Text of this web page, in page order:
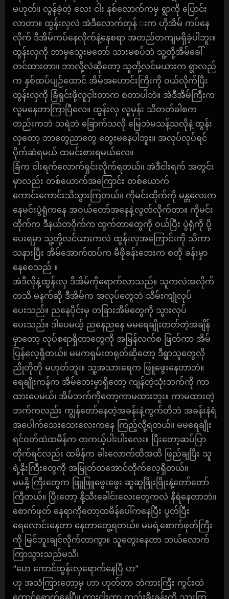
မဟုတ်။ လွန်ခဲ့တဲ့ လေး ငါး နစ်လောက်ကမှ ရွာကို ပြောင်း
လာတာ။ ထွန်းလှလဲ အဲဒီလောက်တုန် းက ဟိုအိမ် ကပ်နေ
လိုက် ဒီအိမ်ကပ်နေလိုက်နဲ့နေစရာ အတည်တကျမရှိခဲ့ပါဘူး။
ထွန်းလှကို ဘာမှသွေးမတော် သားမစပ်ဘဲ သူ့တို့အိမ်ခေါ်
တင်ထားတာ။ ဘာလို့လဲဆိုတော့ သူတို့လင်မယားက ရွာလည်
က နှစ်ထပ်ပျဉ်ထောင် အိမ်အဟောင်းကြီးကို ဝယ်လိုက်ပြီး
ထွန်းလှကို ခြံရှင်းဖို့လူငှါးတာက စတာပါဘဲ။ အဲဒီအိမ်ကြီးက
လူမနေတာကြာပြီလေ။ ထွန်းလှ လူမှန်း သိတတ်ခါစက
တည်းကဘဲ သရဲဘဲ ခြောက်သလို မြေဘဲမသန့်သလိုနဲ့ ထွန်း
လှတော့ ဘာတွေညာတွေ တွေးမနေပါဘူး။ အလုပ်လုပ်ရင်
ပိုက်ဆံရမယ် ထမင်းစားရမယ်လေ။
ခြံက ငါးရက်လောက်ရှင်းလိုက်ရတယ်။ အဲဒီငါးရက် အတွင်း
မှာလည်း တစ်ယောက်အကြောင်း တစ်ယောက်
ကောင်းကောင်းသိသွားကြတယ်။ ကိုမင်းထိုက်ကို မန္တလေးက
နေမင်းပွဲရုံကနေ အဝယ်တော်အနေနဲ့လွတ်လိုက်တာ။ ကိုမင်း
ထိုက်က ဒီနယ်တဝိုက်က ထွက်တာတွေကို ဝယ်ပြီး ပွဲရုံကို ပို့
ပေးရမှာ သူ့တို့လင်ယားကလဲ ထွန်းလှအကြောင်းကို သိကာ
သနားပြီး အိမ်အောက်ထပ်က မီဖိုခန်းဘေးက စတို ခန်းမှာ
နေစေသည် ။
အဲဒီလိုနဲ့ထွန်းလှ ဒီအိမ်ကိုရောက်လာသည်။ သူကလဲအလိုက်
တသိ မနက်ဆို ဒီအိမ်က အလုပ်တွေဘဲ သိမ်းကျုံလုပ်
ပေးသည်။ ညနေပိုင်းမှ တခြားအိမ်တွေကို သွားလုပ်
ပေးသည်။ ဒါပေမယ့် ညနေညနေ မမရေချိုးတတ်တဲ့အချိန်
မှာတော့ လုပ်စရာရှိတာတွေကို အမြန်လက်စ ဖြတ်ကာ အိမ်
ပြန်လေ့ရှိတယ်။ မမကရှမ်းတရုတ်ဆိုတော့ ဒီရွာသူတွေလို
ညိုတိုတို မဟုတ်ဘူး။ သူ့အသားရေက ဖြူဖွေးနေတာဘဲ။
ရေချိုးကန်က အိမ်ဘေးမှာရှိတော့ ကျန်တဲ့သုံးဘက်ကို ကာ
ထားပေမယ်၊ အိမ်ဘက်ကိုတော့ကာမထားဘူး။ ကာမထားတဲ့
ဘက်ကလည်း ကျွန်တော်နေတဲ့အခန်းနဲ့ကွက်တိဘဲ အခန်းနံရံ
အပေါက်သေးသေးလေးကနေ ကြည့်လို့ရတယ်။ မမရေချိုး
ရင်ဝတ်ထဲထမိန်က တကယ့်ပါးပါးလေး။ ပြီးတော့ဆပ်ပြာ
တိုက်ရင်လည်း ထမိန်က ခါးလောက်ထိအထိ ဖြည်ချပြီး သူ
ရဲ့နိုးကြီးတွေကို အမြုတ်ထအောင်တိုက်လေ့ရှိတယ်။
မမနို့ ကြီးတွေက ဖြူဖြူဖွေးဖွေး ဆူဆူဖြိုးဖြိုးနဲ့တော်တော်
ကြီတယ်။ ပြီးတော့ နို့သီးခေါင်းလေးတွေကလဲ နီရဲနေတာဘဲ။
စောက်ဖုတ် နေရာကိုတော့ထမိန်ပေါ်ကနေပြီး ပွတ်ပြီး
ရေလောင်းနေတာ နေတာတွေ့ရတယ်။ မမရဲ့စောက်ဖုတ်ကြီး
ကို မြင်ဘူးချင်လိုက်တာကွာ။ သူတွေးနေတာ ဘယ်လောက်
ကြာသွားသည်မသိ၊
“ဟေ ကောင်ထွန်းလှရောက်နေပြီ ဟ”
ဟု အသံကြားတော့မှ ဟာ ဟုတ်တာ ဘဲကားကြီး ကွင်းထဲ
တောင်ရောက်နေပြီ။ ကားငှါးကာ တည်းခိုးခန်းကို သွားကြ